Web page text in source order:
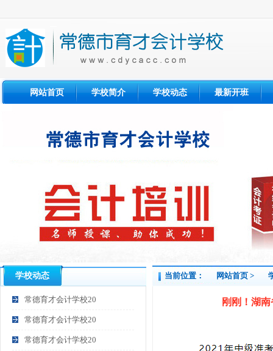
网站首页 学校简介 学校动态 最新开班
学校动态
常德育才会计学校20
常德育才会计学校20
常德育才会计学校20
当前位置： 网站首页 >
刚刚！湖